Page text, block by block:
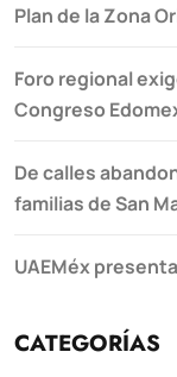
Plan de la Zona
Foro regional
Congreso
De calles
familias de San
UAEMéx
CATEGORÍAS